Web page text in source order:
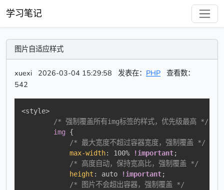
学习笔记
图片自适应样式
xuexi 2026-03-04 15:29:58 发表在： PHP 查看数：
542
<style>
/* 强制覆盖所有img标签的样式，优先级最高 */
img
{
/* 最大宽度不超过容器宽度，强制覆盖 */
max-width: 100% !important;
/* 高度自动，保持宽高比，强制覆盖 */
height : auto !important;
/* 图片不会超出容器，强制覆盖 */